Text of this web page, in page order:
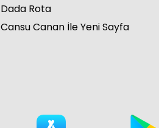
Dada Rota
Cansu Canan İle Yeni Sayfa